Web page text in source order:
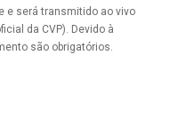
e será transmitido ao vivo
da CVP). Devido à
são obrigatórios.